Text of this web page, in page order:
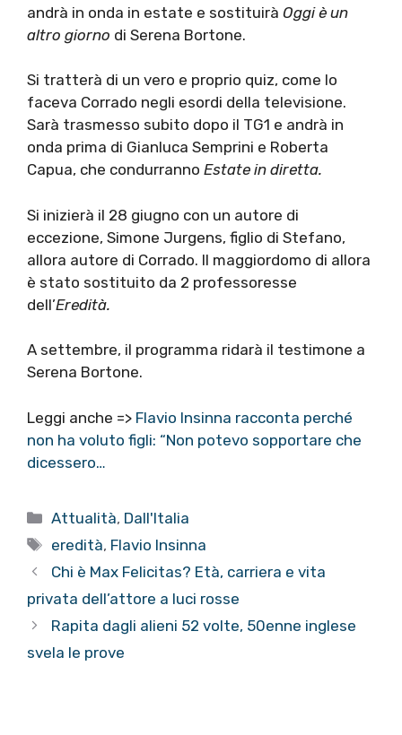
andrà in onda in estate e sostituirà Oggi è un
altro giorno di Serena Bortone.
Si tratterà di un vero e proprio quiz, come lo
faceva Corrado negli esordi della televisione.
Sarà trasmesso subito dopo il TG1 e andrà in
onda prima di Gianluca Semprini e Roberta
Capua, che condurranno Estate in diretta.
Si inizierà il 28 giugno con un autore di
eccezione, Simone Jurgens, figlio di Stefano,
allora autore di Corrado. Il maggiordomo di allora
è stato sostituito da 2 professoresse
dell’Eredità.
A settembre, il programma ridarà il testimone a
Serena Bortone.
Leggi anche => Flavio Insinna racconta perché
non ha voluto figli: “Non potevo sopportare che
dicessero…
Categorie
Attualità, Dall'Italia
Tag
eredità, Flavio Insinna
Chi è Max Felicitas? Età, carriera e vita
privata dell’attore a luci rosse
Rapita dagli alieni 52 volte, 50enne inglese
svela le prove